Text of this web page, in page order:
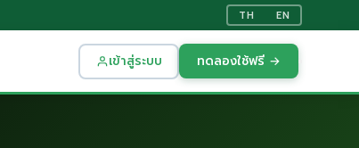
TH EN
เข้าสู่ระบบ ทดลองใช้ฟรี →